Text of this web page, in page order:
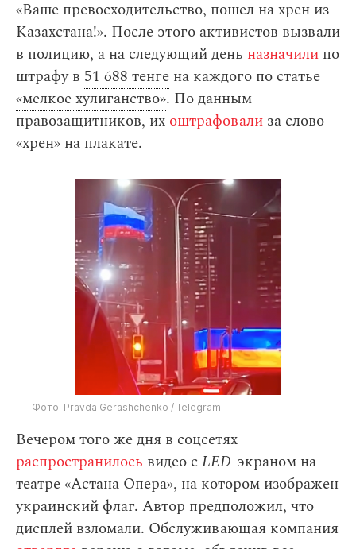
«Ваше превосходительство, пошел на хрен из
Казахстана!». После этого активистов вызвали
в полицию, а на следующий день назначили по
штрафу в 51 688 тенге на каждого по статье
«мелкое хулиганство». По данным
правозащитников, их оштрафовали за слово
«хрен» на плакате.
Фото: Pravda Gerashchenko / Telegram
Вечером того же дня в соцсетях
распространилось видео с LED-экраном на
театре «Астана Опера», на котором изображен
украинский флаг. Автор предположил, что
дисплей взломали. Обслуживающая компания